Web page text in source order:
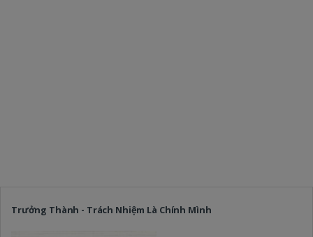
Trưởng Thành - Trách Nhiệm Là Chính Mình